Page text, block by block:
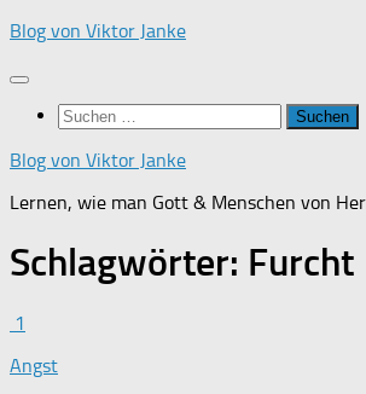
Zum
springen
Blog von Viktor Janke
Suchen
nach:
Blog von Viktor Janke
Lernen, wie man Gott & Menschen von
Schlagwörter: Furcht
1
Angst